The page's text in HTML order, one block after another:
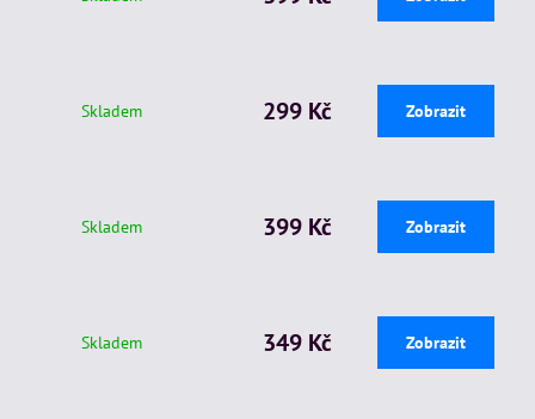
Skladem 299 Kč Zobrazit
Skladem 399 Kč Zobrazit
Skladem 349 Kč Zobrazit